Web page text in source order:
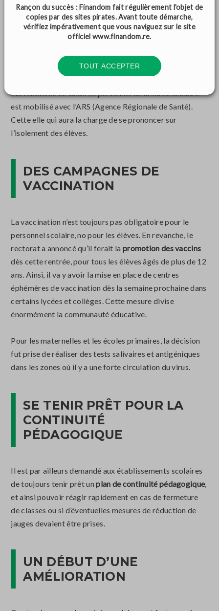
LA CELLULE DE
SIGNALEMENT RÉACTIVÉE
été réactivée ce lundi. Le personnel de la santé scolaire
est mobilisé avec l’ARS (Agence Régionale de Santé).
Cette elle qui aura la charge de se prononcer sur
l’isolement des élèves.
DES CAMPAGNES DE
VACCINATION
La vaccination n’est toujours pas obligatoire pour le
personnel scolaire, no pour les élèves. En revanche, le
rectorat a annoncé qu’il ferait la promotion des vaccins
dès cette rentrée, pour tous les élèves âgés de plus de 12
ans. Ainsi, il va y avoir la mise en place de centres
éphémères de vaccination dès la semaine prochaine dans
certains lycées et collèges. Cette mesure divise
énormément la communauté éducative.
Pour les maternelles et les écoles primaires, la décision
fut prise de réaliser des tests salivaires et antigéniques
dans les zones où il y a une forte circulation du virus.
SE TENIR PRÊT POUR LA
CONTINUITÉ
PÉDAGOGIQUE
Il est par ailleurs demandé aux établissements scolaires
de toujours tenir prêt unplan de continuité pédagogique,
et ainsi pouvoir réagir rapidement en cas de fermeture
de classes ou si d’éventuelles mesures de réduction de
jauges devaient être prises.
UN DÉBUT D’UNE
AMÉLIORATION
Rançon du succès : Finandom fait régulièrement l'objet de
copies par des sites pirates. Avant toute démarche,
vérifiez impérativement que vous naviguez sur le site
officiel www.finandom.re.
TOUT ACCEPTER